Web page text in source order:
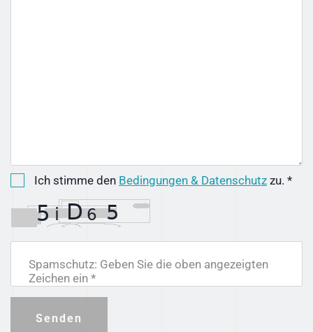
Ich stimme den Bedingungen & Datenschutz zu. *
Spamschutz: Geben Sie die oben angezeigten
Zeichen ein *
Senden